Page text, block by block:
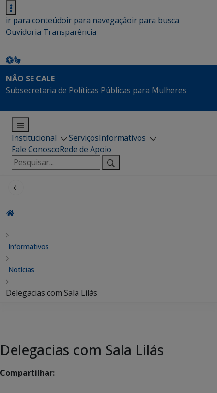
ir para conteúdoir para navegaçãoir para busca
Ouvidoria Transparência
NÃO SE CALE
Subsecretaria de Políticas Públicas para Mulheres
Institucional ServiçosInformativos
Fale ConoscoRede de Apoio
Pesquisar
por:
Informativos
Notícias
Delegacias com Sala Lilás
Delegacias com Sala Lilás
Compartilhar: